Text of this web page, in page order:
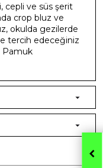
cepli ve süs şerit
crop bluz ve
okulda gezilerde
tercih edeceğiniz
Pamuk